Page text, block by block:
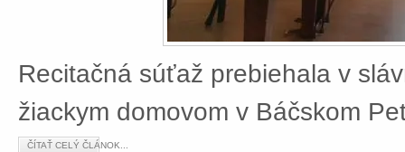
Recitačná súťaž prebiehala v
žiackym domovom v Báčskom
ČÍTAŤ CELÝ ČLÁNOK...